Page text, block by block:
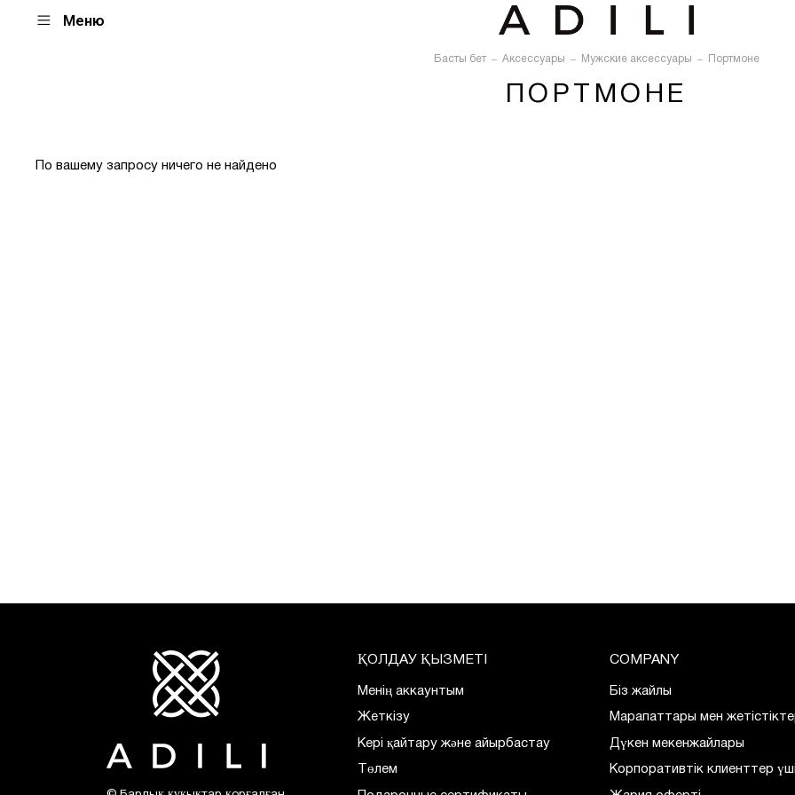
Меню
Басты бет Аксессуары Мужские аксессуары Портмоне
ПОРТМОНЕ
По вашему запросу ничего не найдено
ҚОЛДАУ ҚЫЗМЕТІ
Менің аккаунтым
Жеткізу
Кері қайтару және айырбастау
Төлем
COMPANY
Біз жайлы
Марапаттары мен
Дүкен мекенжайлары
Корпоративтік клиенттер